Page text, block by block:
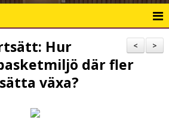
>
<
Hur
där fler
växa?